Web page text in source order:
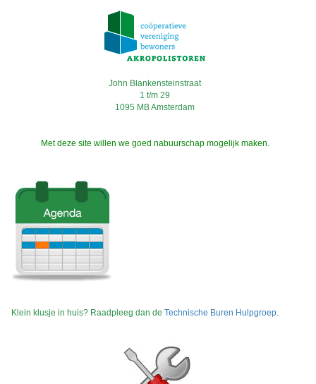
John Blankensteinstraat
1 t/m 29
1095 MB Amsterdam
Met deze site willen we goed nabuurschap mogelijk maken.
Klein klusje in huis? Raadpleeg dan de Technische Buren Hulpgroep